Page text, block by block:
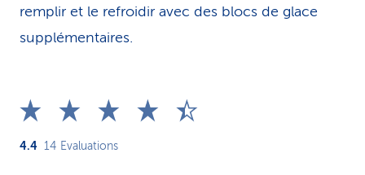
remplir et le refroidir avec des blocs de glace
supplémentaires.
4.4 14 Evaluations